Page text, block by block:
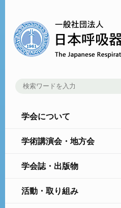
学会について
学術講演会・地方会
学会誌・出版物
活動・取り組み